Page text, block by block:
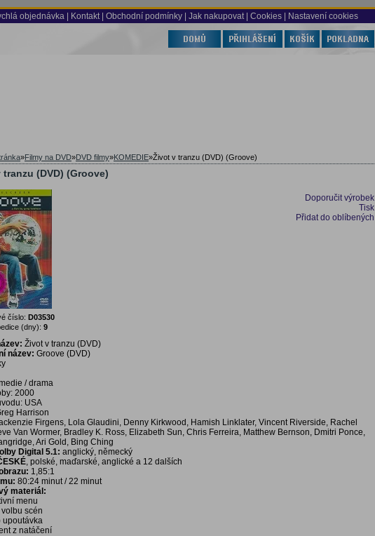
objednávka Kontakt Obchodní podmínky Jak nakupovat | Cookies | Nastavení cookies
»Filmy na DVD»DVD filmy»KOMEDIE»Život v tranzu (DVD) (Groove)
(DVD) (Groove)
Doporučit výrobek
Tisk
Přidat do oblíbených
číslo: D03530
(dny): 9
Život v tranzu (DVD)
název: Groove (DVD)
/ drama
2000
USA
Harrison
Firgens, Lola Glaudini, Denny Kirkwood, Hamish Linklater, Vincent Riverside, Rachel
Van Wormer, Bradley K. Ross, Elizabeth Sun, Chris Ferreira, Matthew Bernson, Dmitri Ponce,
Ari Gold, Bing Ching
Digital 5.1: anglický, německý
, polské, maďarské, anglické a 12 dalších
1,85:1
80:24 minut / 22 minut
materiál:
menu
scén
upoutávka
z natáčení